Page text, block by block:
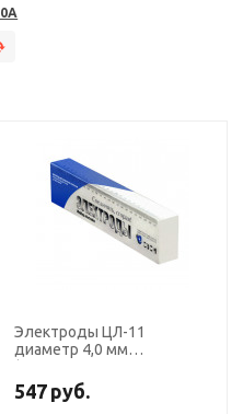
Электроды ЦЛ-11
диаметр 4,0 мм
обр. пол.) (пачка 3 кг,
Ротекс)
547 руб.